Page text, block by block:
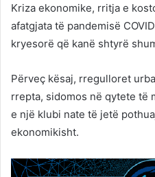
Kriza ekonomike, rritja e
afatgjata të pandemisë
kryesorë që kanë shtyrë
Përveç kësaj, rregulloret
rrepta, sidomos në qytete të
e një klubi nate të jetë
ekonomikisht.